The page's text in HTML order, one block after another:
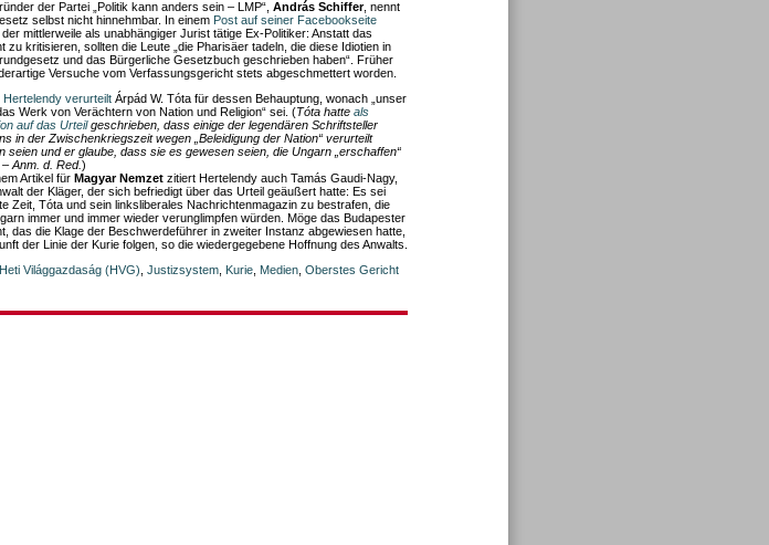
der Partei „Politik kann anders sein – LMP“, András Schiffer, nennt
selbst nicht hinnehmbar. In einem Post auf seiner Facebookseite
mittlerweile als unabhängiger Jurist tätige Ex-Politiker: Anstatt das
zu kritisieren, sollten die Leute „die Pharisäer tadeln, die diese Idiotien in
und das Bürgerliche Gesetzbuch geschrieben haben“. Früher
Versuche vom Verfassungsgericht stets abgeschmettert worden.
Hertelendy verurteilt Árpád W. Tóta für dessen Behauptung, wonach „unser
Werk von Verächtern von Nation und Religion“ sei. (Tóta hatte als
auf das Urteilgeschrieben, dass einige der legendären Schriftsteller
in der Zwischenkriegszeit wegen „Beleidigung der Nation“ verurteilt
seien und er glaube, dass sie es gewesen seien, die Ungarn „erschaffen“
Anm. d. Red.)
Artikel für Magyar Nemzet zitiert Hertelendy auch Tamás Gaudi-Nagy,
der Kläger, der sich befriedigt über das Urteil geäußert hatte: Es sei
Zeit, Tóta und sein linksliberales Nachrichtenmagazin zu bestrafen, die
immer und immer wieder verunglimpfen würden. Möge das Budapester
das die Klage der Beschwerdeführer in zweiter Instanz abgewiesen hatte,
der Linie der Kurie folgen, so die wiedergegebene Hoffnung des Anwalts.
Heti Világgazdaság (HVG) Justizsystem Kurie Medien Oberstes Gericht